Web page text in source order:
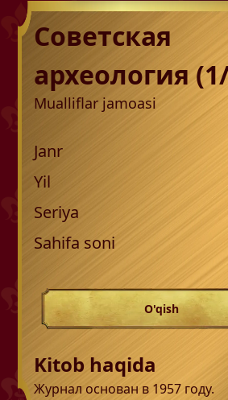
Советская
археология
Mualliflar jamoasi
Janr
Yil
Seriya
Sahifa soni
O'qish
Kitob haqida
Журнал основан в 1957 году.